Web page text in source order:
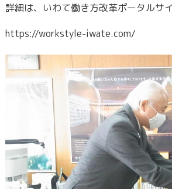
詳細は、いわて働き方改革ポータルサ
https://workstyle-iwate.com/